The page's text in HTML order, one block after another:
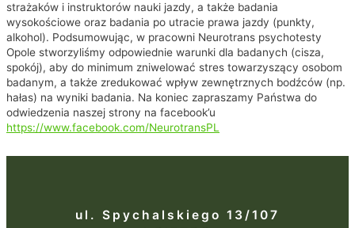
strażaków i instruktorów nauki jazdy, a także badania
wysokościowe oraz badania po utracie prawa jazdy (punkty,
alkohol). Podsumowując, w pracowni Neurotrans psychotesty
Opole stworzyliśmy odpowiednie warunki dla badanych (cisza,
spokój), aby do minimum zniwelować stres towarzyszący osobom
badanym, a także zredukować wpływ zewnętrznych bodźców (np.
hałas) na wyniki badania. Na koniec zapraszamy Państwa do
odwiedzenia naszej strony na facebook’u
https://www.facebook.com/NeurotransPL
ul. Spychalskiego 13/107